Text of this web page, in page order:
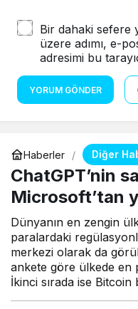
Bir dahaki sefere
üzere adımı, e-
adresimi bu
YORUM GÖNDER
Haberler Diğer
ChatGPT’nin
Microsoft’tan
Dünyanın en zengin
paralardaki
merkezi olarak da
ankete göre ülkede en
İkinci sırada ise